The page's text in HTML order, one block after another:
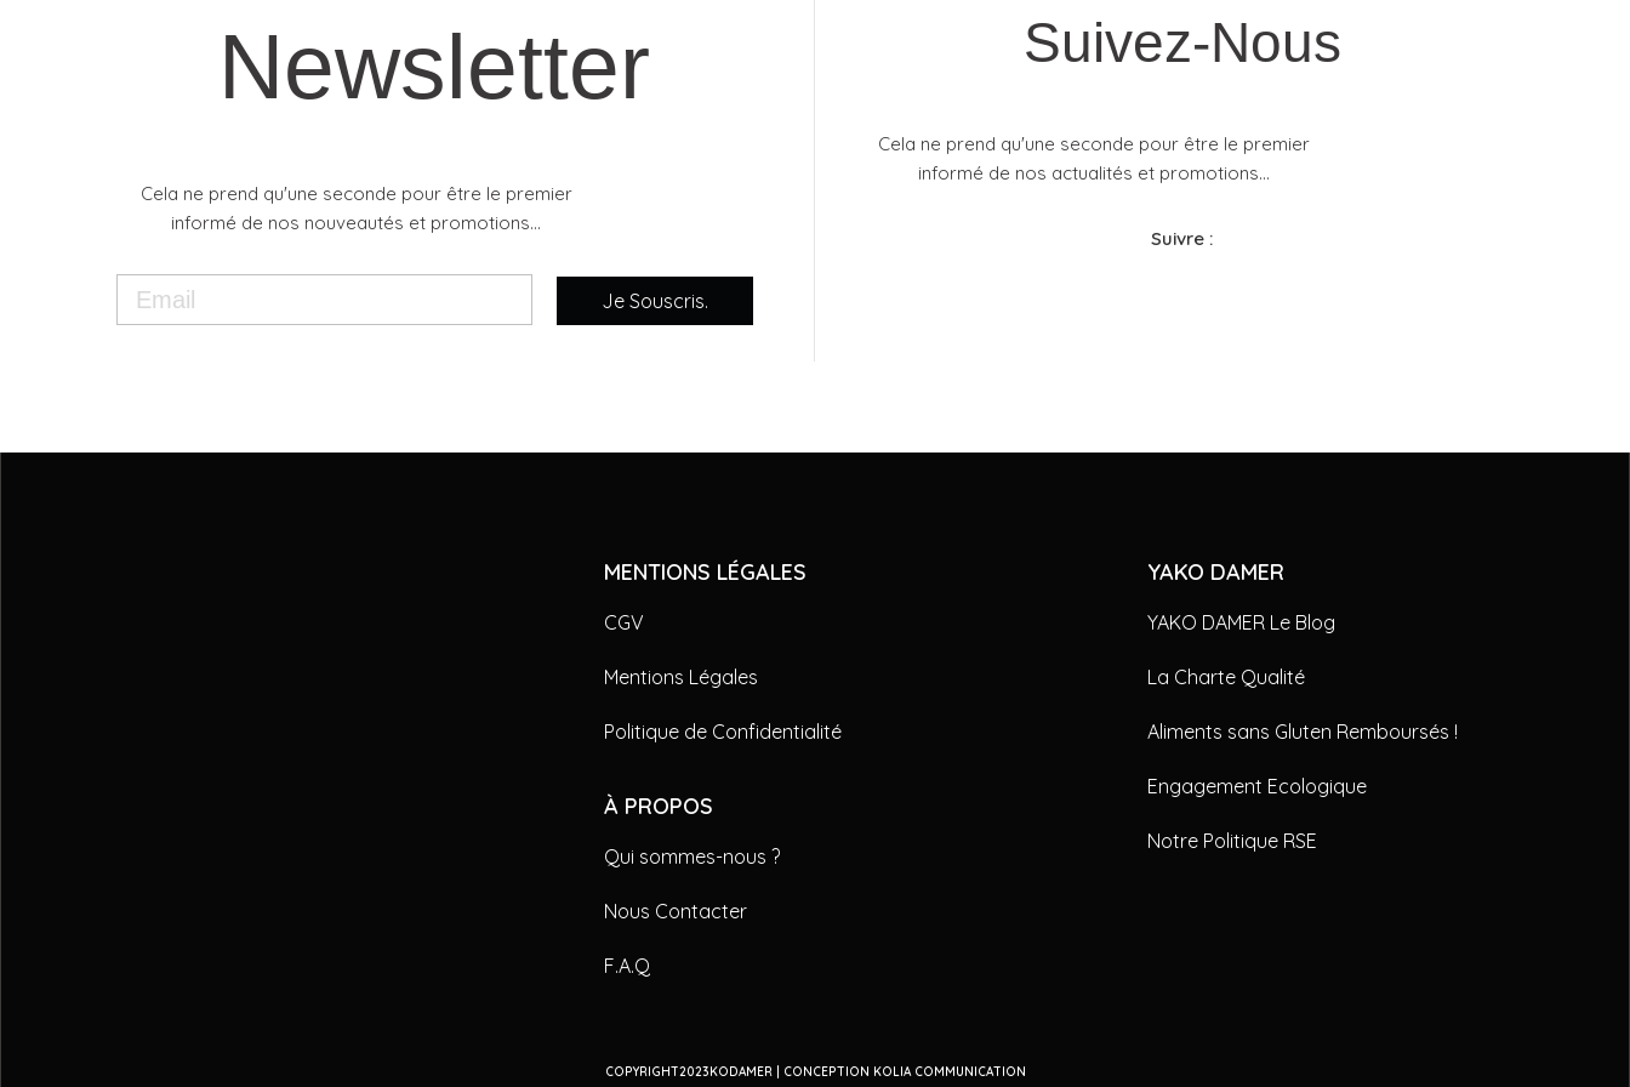
Newsletter
Cela ne prend qu'une seconde pour être le premier
informé de nos nouveautés et promotions...
Je Souscris.
Suivez-Nous
Cela ne prend qu'une seconde pour être le premier
informé de nos actualités et promotions...​
Suivre :
MENTIONS LÉGALES
CGV
Mentions Légales
Politique de Confidentialité
À PROPOS
Qui sommes-nous ?
Nous Contacter
F.A.Q
YAKO DAMER
YAKO DAMER Le Blog
La Charte Qualité
Aliments sans Gluten Remboursés !
Engagement Ecologique
Notre Politique RSE
COPYRIGHT2023KODAMER | CONCEPTION KOLIA COMMUNICATION